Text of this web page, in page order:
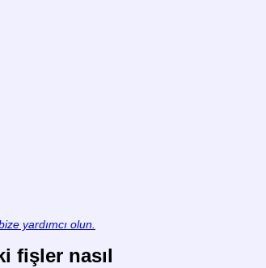
yardımcı olun.
fişler nasıl